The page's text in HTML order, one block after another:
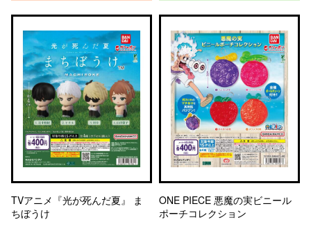
TVアニメ『光が死んだ夏』 ま
ちぼうけ
ONE PIECE 悪魔の実ビニール
ポーチコレクション